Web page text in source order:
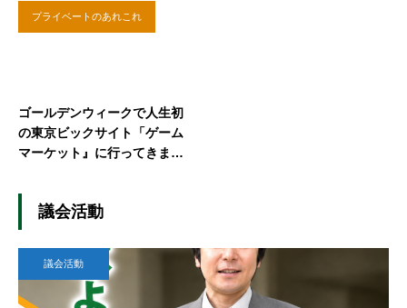
プライベートのあれこれ
ゴールデンウィークで人生初
の東京ビックサイト「ゲーム
マーケット』に行ってきまし
議会活動
議会活動